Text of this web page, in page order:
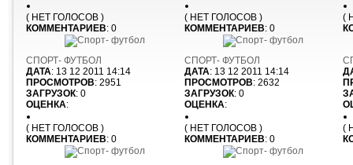
( НЕТ ГОЛОСОВ )
КОММЕНТАРИЕВ: 0
( НЕТ ГОЛОСОВ )
КОММЕНТАРИЕВ: 0
(
СПОРТ- ФУТБОЛ
ДАТА: 13 12 2011 14:14
ПРОСМОТРОВ: 2951
ЗАГРУЗОК: 0
ОЦЕНКА:
( НЕТ ГОЛОСОВ )
КОММЕНТАРИЕВ: 0
СПОРТ- ФУТБОЛ
ДАТА: 13 12 2011 14:14
ПРОСМОТРОВ: 2632
ЗАГРУЗОК: 0
ОЦЕНКА:
( НЕТ ГОЛОСОВ )
КОММЕНТАРИЕВ: 0
(